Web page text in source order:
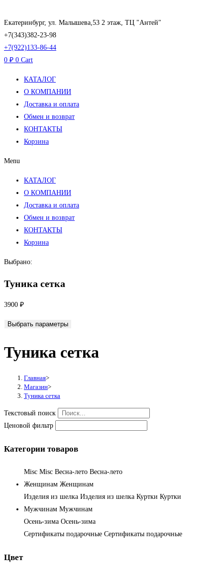
к
содержимому
Екатеринбург, ул. Малышева,53 2 этаж, ТЦ "Антей"
+7(343)382-23-98
+7(922)133-86-44
0 ₽ 0 Cart
КАТАЛОГ
О КОМПАНИИ
Доставка и оплата
Обмен и возврат
КОНТАКТЫ
Корзина
Menu
КАТАЛОГ
О КОМПАНИИ
Доставка и оплата
Обмен и возврат
КОНТАКТЫ
Корзина
Выбрано:
Туника сетка
3900 ₽
Выбрать параметры
Туника сетка
Главная>
Магазин>
Туника сетка
Текстовый поиск
Ценовой фильтр
Категории товаров
Misc Misc Весна-лето Весна-лето
Женщинам Женщинам
Изделия из шелка Изделия из шелка Куртки Куртки
Мужчинам Мужчинам
Осень-зима Осень-зима
Сертификаты подарочные Сертификаты подарочные
Цвет